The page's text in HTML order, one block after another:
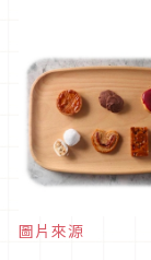
圖片來源